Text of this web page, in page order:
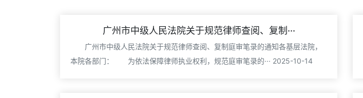
广州市中级人民法院关于规范律师查阅、复制···
广州市中级人民法院关于规范律师查阅、复制庭审笔录的通知各基层法院，
本院各部门： 为依法保障律师执业权利，规范庭审笔录的··· 2025-10-14